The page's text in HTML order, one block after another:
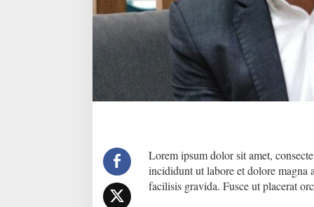
s
u
H
e
r
r
r
a
w
a
Lorem ipsum dolor sit amet,
incididunt ut labore et dolore
facilisis gravida. Fusce ut placerat